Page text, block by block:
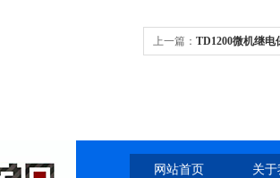
上一篇： TD1200微机继电
网站首页 关